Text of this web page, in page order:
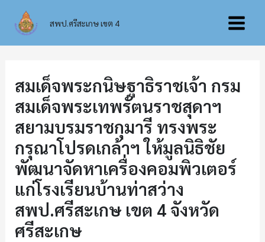
content
สพป.ศรีสะเกษ เขต 4
Main
สมเด็จพระกนิษฐาธิราชเจ้า กรม
สมเด็จพระเทพรัตนราชสุดาฯ
สยามบรมราชกุมารี ทรงพระ
กรุณาโปรดเกล้าฯ ให้มูลนิธิชัย
พัฒนาจัดหาเครื่องคอมพิวเตอร์
แก่โรงเรียนบ้านท่าสว่าง
สพป.ศรีสะเกษ เขต 4 จังหวัด
ศรีสะเกษ